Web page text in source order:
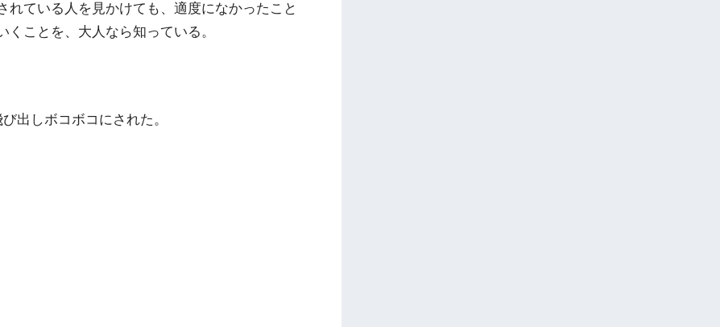
れている人を見かけても、適度になかったこと
ことを、大人なら知っている。
出しボコボコにされた。